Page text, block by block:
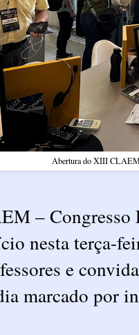
Abertura do XIII CLAEM
– Congresso
nesta terça-
e
marcado por